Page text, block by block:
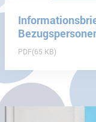
PDF 65 KB